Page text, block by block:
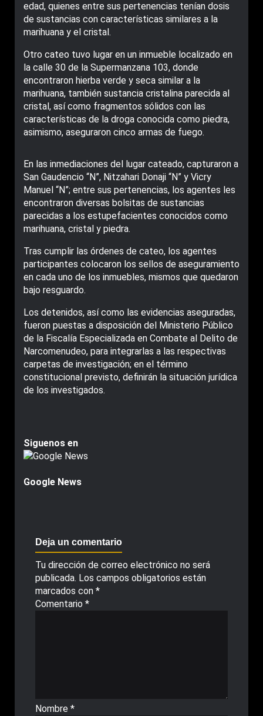
edad, quienes entre sus pertenencias tenían dosis
de sustancias con características similares a la
marihuana y el cristal.
Otro cateo tuvo lugar en un inmueble localizado en
la calle 30 de la Supermanzana 103, donde
encontraron hierba verde y seca similar a la
marihuana, también sustancia cristalina parecida al
cristal, así como fragmentos sólidos con las
características de la droga conocida como piedra,
asimismo, aseguraron cinco armas de fuego.
En las inmediaciones del lugar cateado, capturaron a
San Gaudencio “N”, Nitzahari Donaji “N” y Vicry
Manuel “N”; entre sus pertenencias, los agentes les
encontraron diversas bolsitas de sustancias
parecidas a los estupefacientes conocidos como
marihuana, cristal y piedra.
Tras cumplir las órdenes de cateo, los agentes
participantes colocaron los sellos de aseguramiento
en cada uno de los inmuebles, mismos que quedaron
bajo resguardo.
Los detenidos, así como las evidencias aseguradas,
fueron puestas a disposición del Ministerio Público
de la Fiscalía Especializada en Combate al Delito de
Narcomenudeo, para integrarlas a las respectivas
carpetas de investigación; en el término
constitucional previsto, definirán la situación jurídica
de los investigados.
Siguenos en
Google News
Deja un comentario
Tu dirección de correo electrónico no será
publicada. Los campos obligatorios están
marcados con *
Comentario *
Nombre *